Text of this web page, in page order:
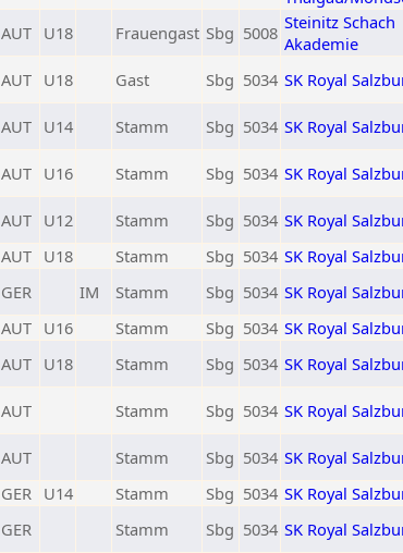
AUT U18 Frauengast Sbg 5008 Steinitz Schach
Akademie
AUT U18 Gast Sbg 5034 SK Royal
AUT U14 Stamm Sbg 5034 SK Royal
AUT U16 Stamm Sbg 5034 SK Royal
AUT U12 Stamm Sbg 5034 SK Royal
AUT U18 Stamm Sbg 5034 SK Royal
GER IM Stamm Sbg 5034 SK Royal
AUT U16 Stamm Sbg 5034 SK Royal
AUT U18 Stamm Sbg 5034 SK Royal
AUT Stamm Sbg 5034 SK Royal
AUT Stamm Sbg 5034 SK Royal
GER U14 Stamm Sbg 5034 SK Royal
GER Stamm Sbg 5034 SK Royal